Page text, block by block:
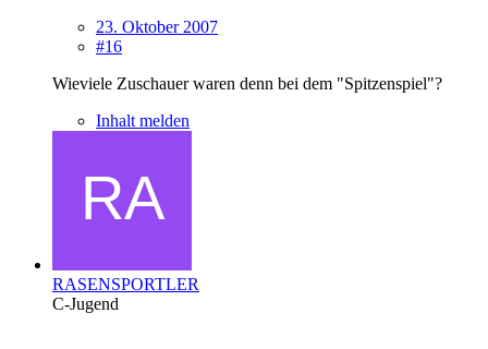
23. Oktober 2007
#16
Wieviele Zuschauer waren denn bei dem "Spitzenspiel"?
Inhalt melden
RASENSPORTLER
C-Jugend